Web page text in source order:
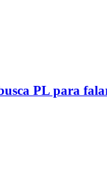
PL para